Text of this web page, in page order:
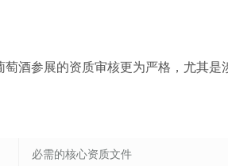
萄酒参展的资质审核更为严格，尤其
必需的核心资质文件